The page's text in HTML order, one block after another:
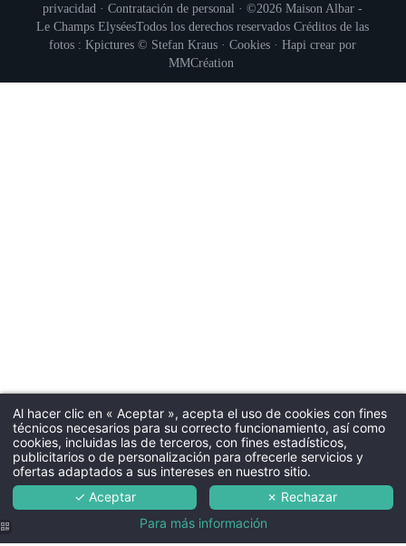
privacidad ·Contratación de personal · ©2026Maison Albar -
Le Champs ElyséesTodos los derechos reservados Créditos de las
fotos : Kpictures © Stefan Kraus ·Cookies ·Hapi crear por
MMCréation
Al hacer clic en « Aceptar », acepta el uso de cookies con fines
técnicos necesarios para su correcto funcionamiento, así como
cookies, incluidas las de terceros, con fines estadísticos,
publicitarios o de personalización para ofrecerle servicios y
ofertas adaptados a sus intereses en nuestro sitio.
✓ Aceptar
✗ Rechazar
Para más información